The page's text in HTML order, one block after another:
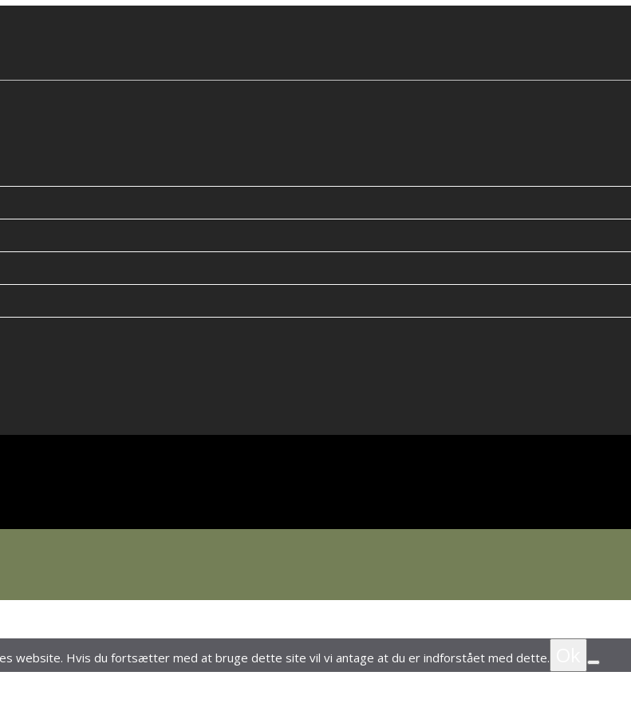
website. Hvis du fortsætter med at bruge dette site vil vi antage at du er indforstået med dette.